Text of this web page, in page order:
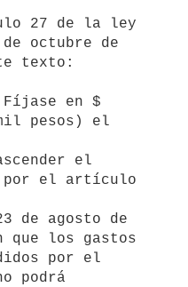
27 de la ley
octubre de
texto:
pesos) el
el
por el artículo
de agosto de
que los gastos
por el
podrá